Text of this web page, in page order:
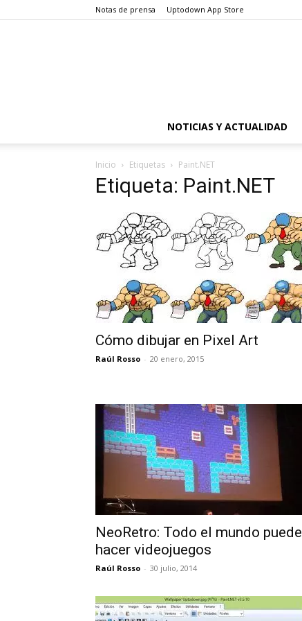
Notas de prensa Uptodown App Store
NOTICIAS Y ACTUALIDAD
Inicio Etiquetas Paint.NET
Etiqueta: Paint.NET
Cómo dibujar en Pixel Art
Raúl Rosso - 20 enero, 2015
NeoRetro: Todo el mundo puede
hacer videojuegos
Raúl Rosso - 30 julio, 2014